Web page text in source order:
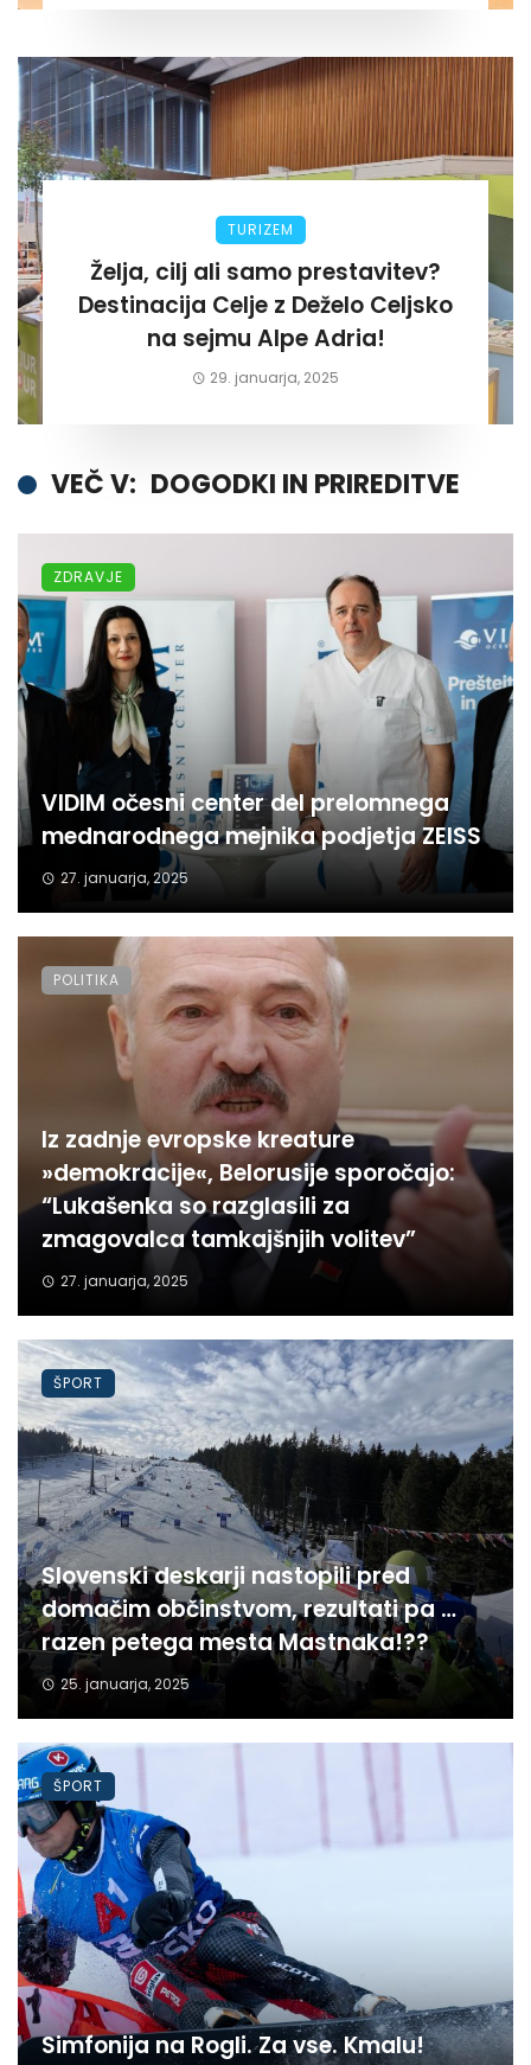
TURIZEM
Želja, cilj ali samo prestavitev?
Destinacija Celje z Deželo Celjsko
na sejmu Alpe Adria!
29. januarja, 2025
VEČ V: DOGODKI IN PRIREDITVE
VIDIM očesni center del prelomnega
mednarodnega mejnika podjetja ZEISS
27. januarja, 2025
ZDRAVJE
Iz zadnje evropske kreature
»demokracije«, Belorusije sporočajo:
“Lukašenka so razglasili za
zmagovalca tamkajšnjih volitev”
27. januarja, 2025
POLITIKA
Slovenski deskarji nastopili pred
domačim občinstvom, rezultati pa …
razen petega mesta Mastnaka!??
25. januarja, 2025
ŠPORT
Simfonija na Rogli. Za vse. Kmalu!
ŠPORT